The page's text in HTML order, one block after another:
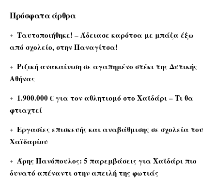
Πρόσφατα άρθρα
Ταυτοποιήθηκε! – Άδειασε καρότσα με μπάζα έξω
από σχολείο, στην Παναγίτσα!
Ριζική ανακαίνιση σε αγαπημένο στέκι της Δυτικής
Αθήνας
1.900.000 € για τον αθλητισμό στο Χαϊδάρι – Τι θα
φτιαχτεί
Εργασίες επισκευής και αναβάθμισης σε σχολεία του
Χαϊδαρίου
Άρης Πανόπουλος: 5 παρεμβάσεις για Χαϊδάρι πιο
δυνατό απέναντι στην απειλή της φωτιάς